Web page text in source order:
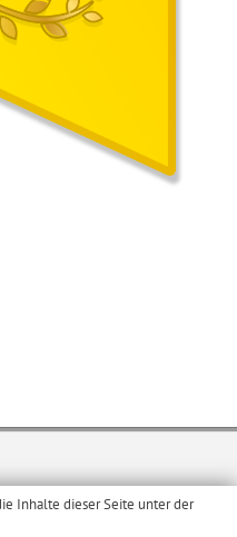
Inhalte dieser Seite unter der